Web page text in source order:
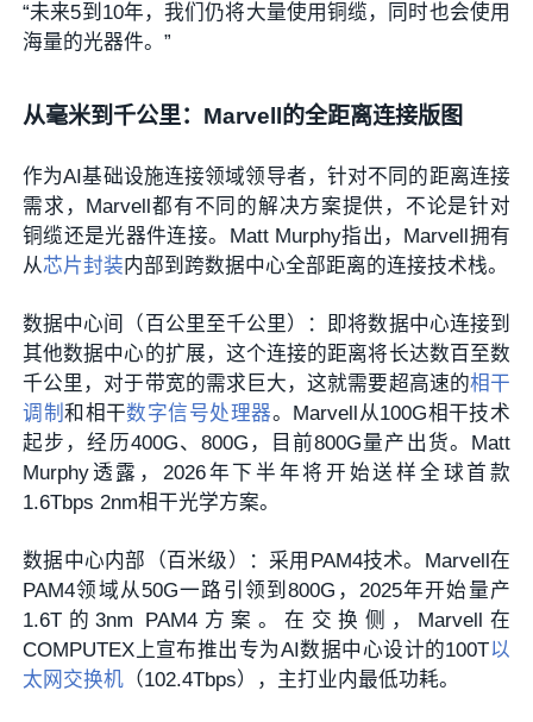
“未来5到10年，我们仍将大量使用铜缆，同时也会使用
海量的光器件。”
从毫米到千公里：Marvell的全距离连接版图
作为AI基础设施连接领域领导者，针对不同的距离连接
需求，Marvell都有不同的解决方案提供，不论是针对
铜缆还是光器件连接。Matt Murphy指出，Marvell拥有
从芯片封装内部到跨数据中心全部距离的连接技术栈。
数据中心间（百公里至千公里）：即将数据中心连接到
其他数据中心的扩展，这个连接的距离将长达数百至数
千公里，对于带宽的需求巨大，这就需要超高速的相干
调制和相干数字信号处理器。Marvell从100G相干技术
起步，经历400G、800G，目前800G量产出货。 Matt
Murphy 透露，2026年下半年将开始送样全球首款
1.6Tbps 2nm相干光学方案。
数据中心内部（百米级）：采用PAM4技术。Marvell在
PAM4领域从50G一路引领到800G，2025年开始量产
1.6T的3nm PAM4方案。在交换侧，Marvell在
COMPUTEX上宣布推出专为AI数据中心设计的100T以
太网交换机 （102.4Tbps），主打业内最低功耗。